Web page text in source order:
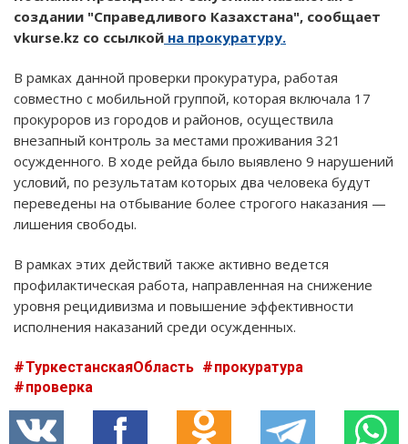
создании "Справедливого Казахстана", сообщает
vkurse.kz со ссылкой на прокуратуру.
В рамках данной проверки прокуратура, работая
совместно с мобильной группой, которая включала 17
прокуроров из городов и районов, осуществила
внезапный контроль за местами проживания 321
осужденного. В ходе рейда было выявлено 9 нарушений
условий, по результатам которых два человека будут
переведены на отбывание более строгого наказания —
лишения свободы.
В рамках этих действий также активно ведется
профилактическая работа, направленная на снижение
уровня рецидивизма и повышение эффективности
исполнения наказаний среди осужденных.
ТуркестанскаяОбласть
прокуратура
проверка